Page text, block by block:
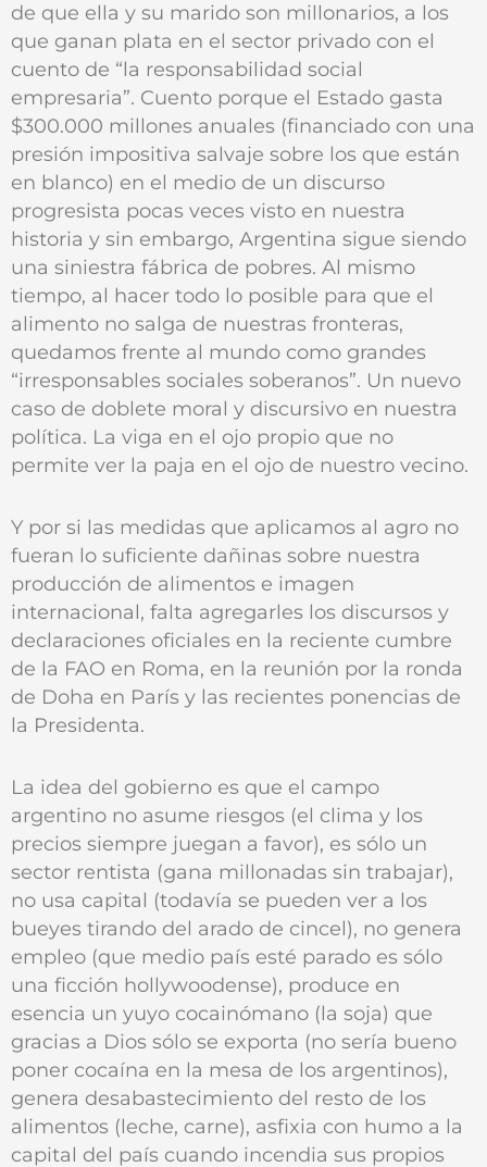
de que ella y su marido son millonarios, a los
que ganan plata en el sector privado con el
cuento de “la responsabilidad social
empresaria”. Cuento porque el Estado gasta
$300.000 millones anuales (financiado con una
presión impositiva salvaje sobre los que están
en blanco) en el medio de un discurso
progresista pocas veces visto en nuestra
historia y sin embargo, Argentina sigue siendo
una siniestra fábrica de pobres. Al mismo
tiempo, al hacer todo lo posible para que el
alimento no salga de nuestras fronteras,
quedamos frente al mundo como grandes
“irresponsables sociales soberanos”. Un nuevo
caso de doblete moral y discursivo en nuestra
política. La viga en el ojo propio que no
permite ver la paja en el ojo de nuestro vecino.
Y por si las medidas que aplicamos al agro no
fueran lo suficiente dañinas sobre nuestra
producción de alimentos e imagen
internacional, falta agregarles los discursos y
declaraciones oficiales en la reciente cumbre
de la FAO en Roma, en la reunión por la ronda
de Doha en París y las recientes ponencias de
la Presidenta.
La idea del gobierno es que el campo
argentino no asume riesgos (el clima y los
precios siempre juegan a favor), es sólo un
sector rentista (gana millonadas sin trabajar),
no usa capital (todavía se pueden ver a los
bueyes tirando del arado de cincel), no genera
empleo (que medio país esté parado es sólo
una ficción hollywoodense), produce en
esencia un yuyo cocainómano (la soja) que
gracias a Dios sólo se exporta (no sería bueno
poner cocaína en la mesa de los argentinos),
genera desabastecimiento del resto de los
alimentos (leche, carne), asfixia con humo a la
capital del país cuando incendia sus propios